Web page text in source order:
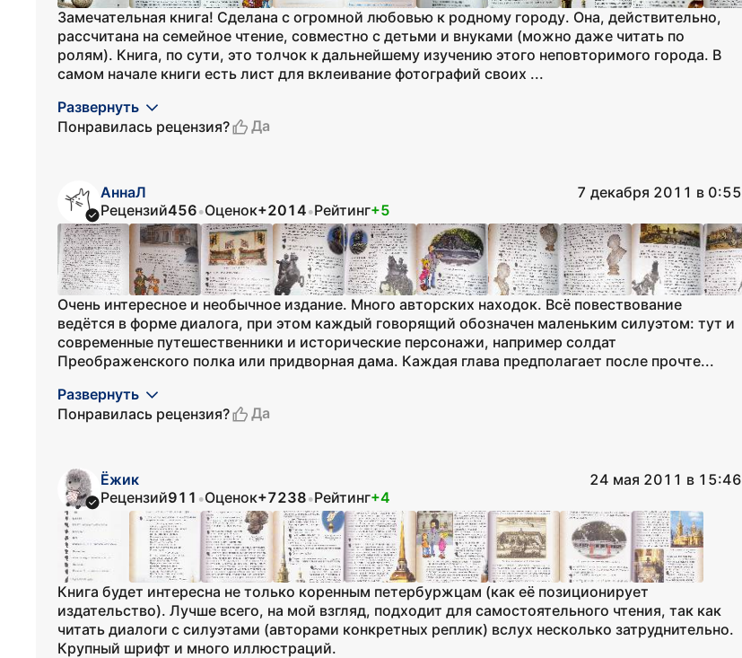
Замечательная книга! Сделана с огромной любовью к родному городу. Она, действительно,
рассчитана на семейное чтение, совместно с детьми и внуками (можно даже читать по
ролям). Книга, по сути, это толчок к дальнейшему изучению этого неповторимого города. В
самом начале книги есть лист для вклеивание фотографий своих ...
Развернуть
Понравилась рецензия?
Да
АннаЛ
7 декабря 2011 в 0:55
Рецензий456•Оценок+2014•Рейтинг+5
Очень интересное и необычное издание. Много авторских находок. Всё повествование
ведётся в форме диалога, при этом каждый говорящий обозначен маленьким силуэтом: тут и
современные путешественники и исторические персонажи, например солдат
Преображенского полка или придворная дама. Каждая глава предполагает после прочте...
Развернуть
Понравилась рецензия?
Да
Ёжик
24 мая 2011 в 15:46
Рецензий911 •Оценок+7238•Рейтинг+4
Книга будет интересна не только коренным петербуржцам (как её позиционирует
издательство). Лучше всего, на мой взгляд, подходит для самостоятельного чтения, так как
читать диалоги с силуэтами (авторами конкретных реплик) вслух несколько затруднительно.
Крупный шрифт и много иллюстраций.